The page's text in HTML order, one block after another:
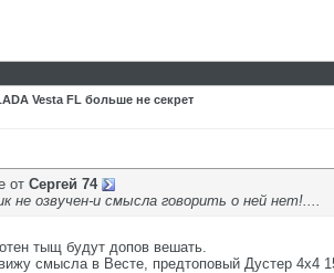
Vesta FL больше не секрет
от Сергей 74
не озвучен-и смысла говорить о ней нет!....
тыщ будут допов вешать.
смысла в Весте, предтоповый Дустер 4х4